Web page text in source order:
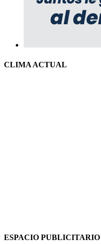
CLIMA ACTUAL
ESPACIO PUBLICITARIO